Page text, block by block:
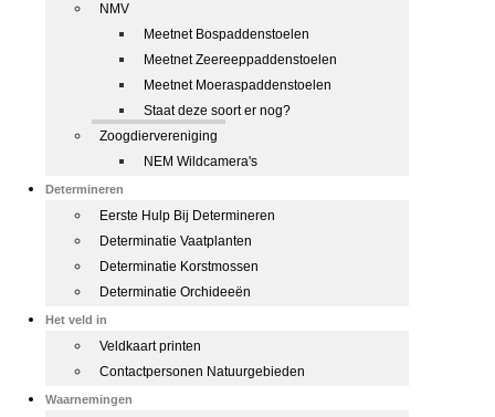
NMV
Meetnet Bospaddenstoelen
Meetnet Zeereeppaddenstoelen
Meetnet Moeraspaddenstoelen
Staat deze soort er nog?
Zoogdiervereniging
NEM Wildcamera's
Determineren
Eerste Hulp Bij Determineren
Determinatie Vaatplanten
Determinatie Korstmossen
Determinatie Orchideeën
Het veld in
Veldkaart printen
Contactpersonen Natuurgebieden
Waarnemingen